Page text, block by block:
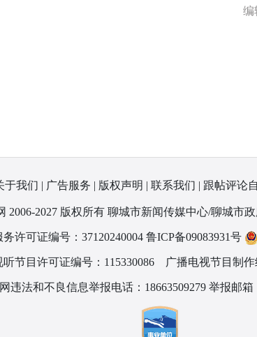
编
于我们 | 广告服务 | 版权声明 | 联系我们 | 跟帖评论
2006-2027 版权所有 聊城市新闻传媒中心/聊城市
许可证编号：37120240004 鲁ICP备09083931号
节目许可证编号：115330086 广播电视节目制
违法和不良信息举报电话：18663509279 举报邮箱